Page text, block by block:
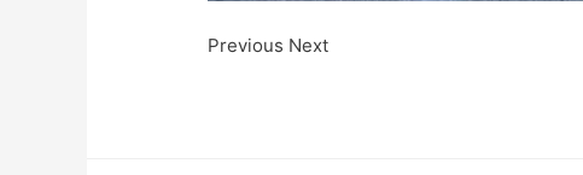
Previous Next